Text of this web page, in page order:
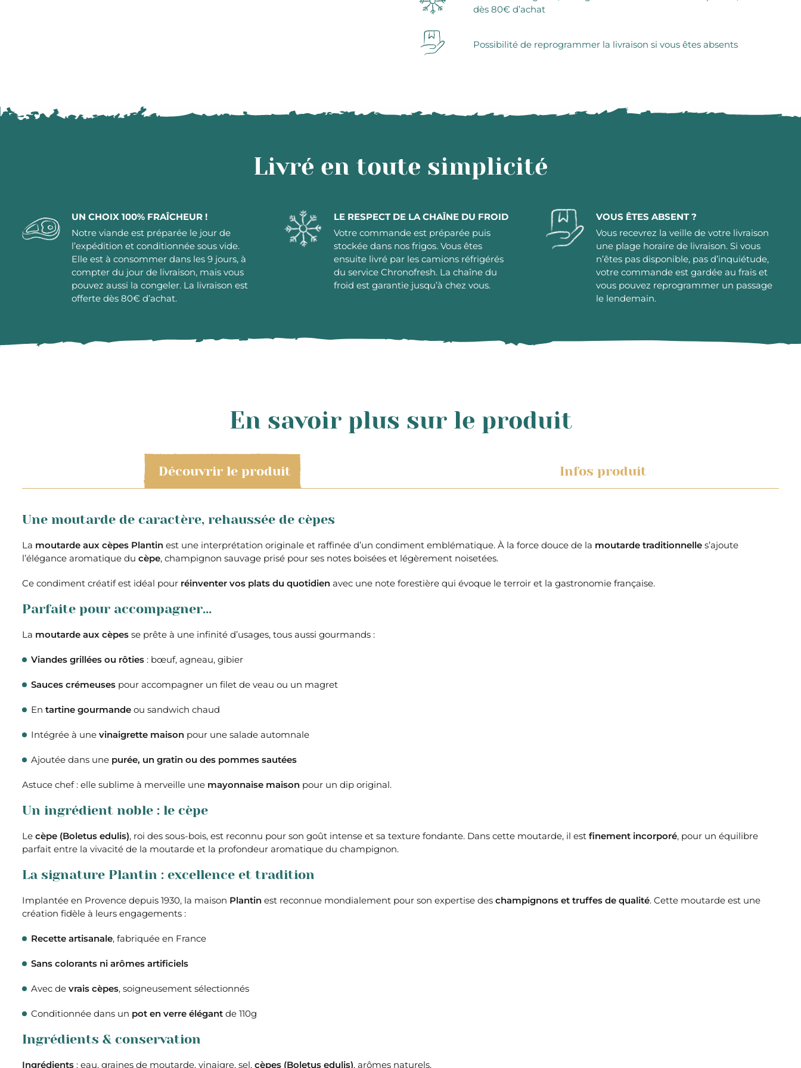
dès 80€ d’achat
Possibilité de reprogrammer la livraison si vous êtes absents
Livré en toute simplicité
UN CHOIX 100% FRAÎCHEUR !
Notre viande est préparée le jour de
l’expédition et conditionnée sous vide.
Elle est à consommer dans les 9 jours, à
compter du jour de livraison, mais vous
pouvez aussi la congeler. La livraison est
offerte dès 80€ d’achat.
LE RESPECT DE LA CHAÎNE DU FROID
Votre commande est préparée puis
stockée dans nos frigos. Vous êtes
ensuite livré par les camions réfrigérés
du service Chronofresh. La chaîne du
froid est garantie jusqu’à chez vous.
VOUS ÊTES ABSENT ?
Vous recevrez la veille de votre livraison
une plage horaire de livraison. Si vous
n’êtes pas disponible, pas d’inquiétude,
votre commande est gardée au frais et
vous pouvez reprogrammer un passage
le lendemain.
En savoir plus sur le produit
Découvrir le produit Infos produit
Une moutarde de caractère, rehaussée de cèpes
La moutarde aux cèpes Plantin est une interprétation originale et raffinée d’un condiment emblématique. À la force douce de la moutarde traditionnelle s’ajoute
l’élégance aromatique du cèpe, champignon sauvage prisé pour ses notes boisées et légèrement noisetées.
Ce condiment créatif est idéal pour réinventer vos plats du quotidien avec une note forestière qui évoque le terroir et la gastronomie française.
Parfaite pour accompagner…
La moutarde aux cèpes se prête à une infinité d’usages, tous aussi gourmands :
Viandes grillées ou rôties : bœuf, agneau, gibier
Sauces crémeuses pour accompagner un filet de veau ou un magret
En tartine gourmande ou sandwich chaud
Intégrée à une vinaigrette maison pour une salade automnale
Ajoutée dans une purée, un gratin ou des pommes sautées
Astuce chef : elle sublime à merveille une mayonnaise maison pour un dip original.
Un ingrédient noble : le cèpe
Le cèpe (Boletus edulis), roi des sous-bois, est reconnu pour son goût intense et sa texture fondante. Dans cette moutarde, il est finement incorporé, pour un équilibre
parfait entre la vivacité de la moutarde et la profondeur aromatique du champignon.
La signature Plantin : excellence et tradition
Implantée en Provence depuis 1930, la maison Plantin est reconnue mondialement pour son expertise des champignons et truffes de qualité. Cette moutarde est une
création fidèle à leurs engagements :
Recette artisanale, fabriquée en France
Sans colorants ni arômes artificiels
Avec de vrais cèpes, soigneusement sélectionnés
Conditionnée dans un pot en verre élégant de 110g
Ingrédients & conservation
Ingrédients : eau, graines de moutarde, vinaigre, sel, cèpes (Boletus edulis), arômes naturels.